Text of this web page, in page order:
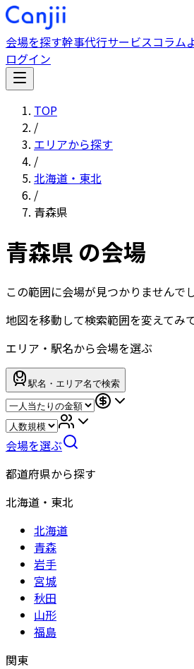
会場を探す幹事代行サービスコラム
ログイン
TOP
/
エリアから探す
/
北海道・東北
/
青森県
青森県 の会場
この範囲に会場が見つかりませんで
地図を移動して検索範囲を変えてみ
エリア・駅名から会場を選ぶ
駅名・エリア名で検索
会場を選ぶ
都道府県から探す
北海道・東北
北海道
青森
岩手
宮城
秋田
山形
福島
関東